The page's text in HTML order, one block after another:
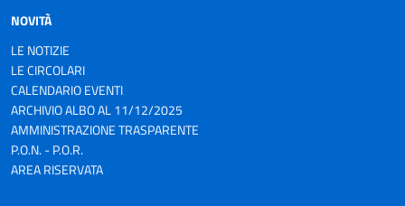
NOVITÀ
LE NOTIZIE
LE CIRCOLARI
CALENDARIO EVENTI
ARCHIVIO ALBO AL 11/12/2025
AMMINISTRAZIONE TRASPARENTE
P.O.N. - P.O.R.
AREA RISERVATA